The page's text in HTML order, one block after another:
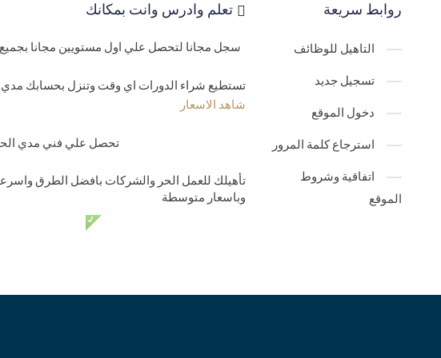
روابط سريعة
التاهيل للوظائف
تسجيل جديد
دخول الموقع
استرجاع كلمة المرور
اتفاقية وشروط
الموقع
تعلم وادرس وانت بمكانك
سجل مجانا لتحصل علي اول مستويين مجانا بجميع
تستطيع شراء الدورات اي وقت وتنزل بحسابك مدي
شاهد الاسعار
تحصل علي فني مدي
تأهيلك للعمل الحر والشركات بافضل الطرق
وباسعار متوسطة